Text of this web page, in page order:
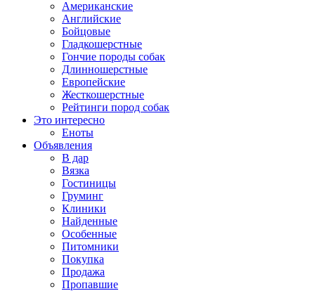
Американские
Английские
Бойцовые
Гладкошерстные
Гончие породы собак
Длинношерстные
Европейские
Жесткошерстные
Рейтинги пород собак
Это интересно
Еноты
Объявления
В дар
Вязка
Гостиницы
Груминг
Клиники
Найденные
Особенные
Питомники
Покупка
Продажа
Пропавшие